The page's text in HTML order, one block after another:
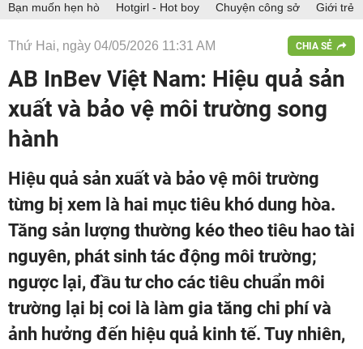
Bạn muốn hẹn hò Hotgirl - Hot boy Chuyện công sở Giới trẻ
Thứ Hai, ngày 04/05/2026 11:31 AM CHIA SẺ
AB InBev Việt Nam: Hiệu quả sản
xuất và bảo vệ môi trường song
hành
Hiệu quả sản xuất và bảo vệ môi trường
từng bị xem là hai mục tiêu khó dung hòa.
Tăng sản lượng thường kéo theo tiêu hao tài
nguyên, phát sinh tác động môi trường;
ngược lại, đầu tư cho các tiêu chuẩn môi
trường lại bị coi là làm gia tăng chi phí và
ảnh hưởng đến hiệu quả kinh tế. Tuy nhiên,